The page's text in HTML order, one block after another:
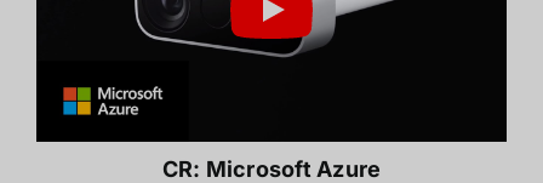
CR: Microsoft Azure